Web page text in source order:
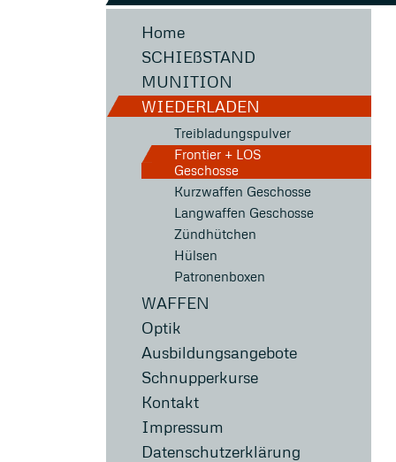
Home
SCHIEßSTAND
MUNITION
WIEDERLADEN
Treibladungspulver
Frontier + LOS
Geschosse
Kurzwaffen Geschosse
Langwaffen Geschosse
Zündhütchen
Hülsen
Patronenboxen
WAFFEN
Optik
Ausbildungsangebote
Schnupperkurse
Kontakt
Impressum
Datenschutzerklärung